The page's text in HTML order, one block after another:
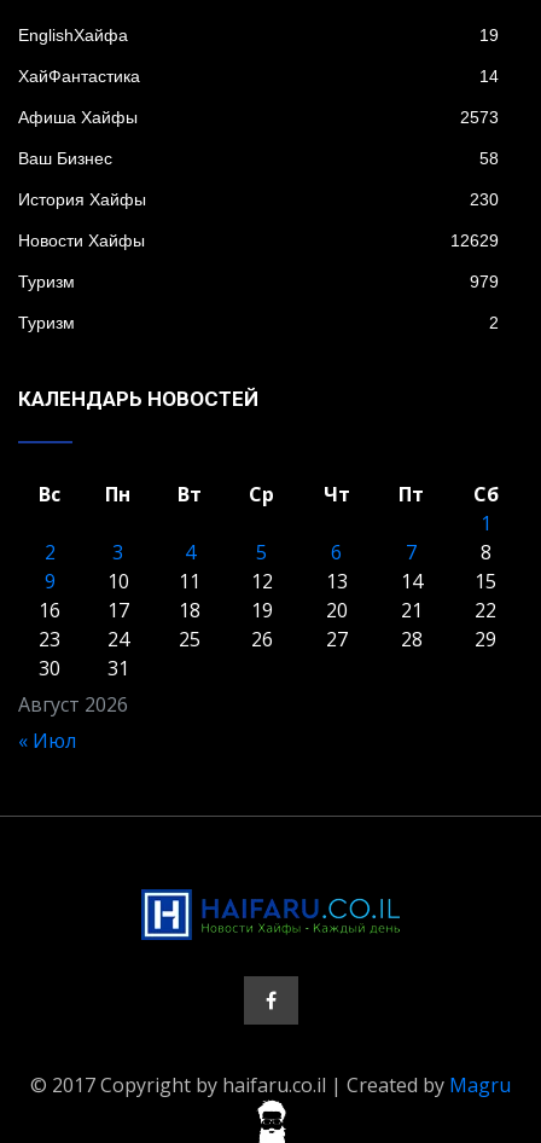
EnglishХайфа 19
XайФантастика 14
Афиша Хайфы 2573
Ваш Бизнес 58
История Хайфы 230
Новости Хайфы 12629
Туризм 979
Туризм 2
КАЛЕНДАРЬ НОВОСТЕЙ
Август 2026
Вс Пн Вт Ср Чт Пт
Сб
1
2
3 4 5 6 7
8
9
10 11 12 13 14
15
16
17 18 19 20 21
22
23
24 25 26 27 28
29
30
31
« Июл
© 2017 Copyright by haifaru.co.il | Created by Magru